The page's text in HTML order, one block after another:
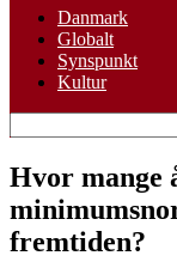
Danmark
Globalt
Synspunkt
Kultur
Hvor mange
fremtiden?